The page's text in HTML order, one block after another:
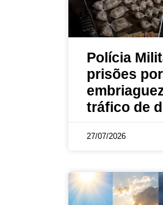
Polícia
prisões
tráfico de
27/07/2026